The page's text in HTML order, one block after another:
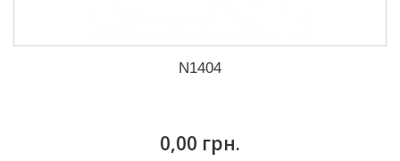
N1404
0,00 грн.